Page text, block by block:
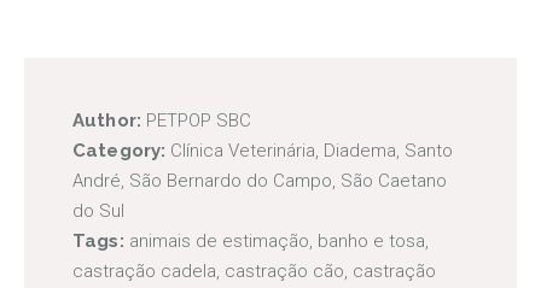
Author: PETPOP SBC
Category: Clínica Veterinária, Diadema, Santo
André, São Bernardo do Campo, São Caetano
do Sul
Tags: animais de estimação, banho e tosa,
castração cadela, castração cão, castração